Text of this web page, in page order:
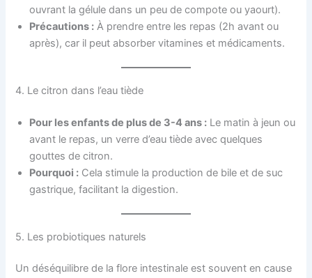
ouvrant la gélule dans un peu de compote ou yaourt).
Précautions : À prendre entre les repas (2h avant ou
après), car il peut absorber vitamines et médicaments.
4. Le citron dans l’eau tiède
Pour les enfants de plus de 3-4 ans : Le matin à jeun ou
avant le repas, un verre d’eau tiède avec quelques
gouttes de citron.
Pourquoi : Cela stimule la production de bile et de suc
gastrique, facilitant la digestion.
5. Les probiotiques naturels
Un déséquilibre de la flore intestinale est souvent en cause